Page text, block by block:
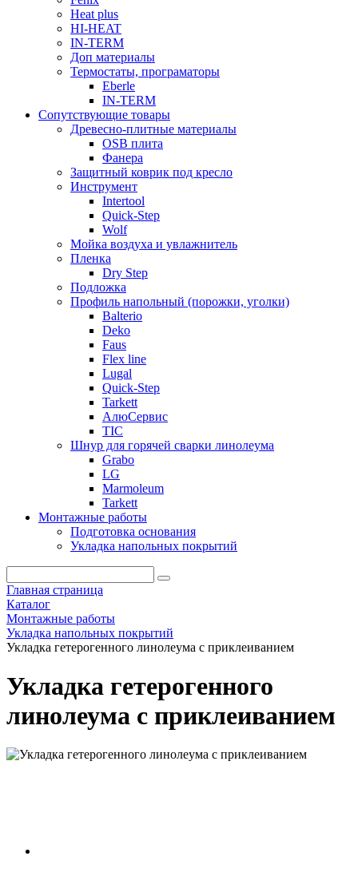
Heat plus
HI-HEAT
IN-TERM
Доп материалы
Термостаты, програматоры
Eberle
IN-TERM
Сопутствующие товары
Древесно-плитные материалы
OSB плита
Фанера
Защитный коврик под кресло
Инструмент
Intertool
Quick-Step
Wolf
Мойка воздуха и увлажнитель
Пленка
Dry Step
Подложка
Профиль напольный (порожки, уголки)
Balterio
Deko
Faus
Flex line
Lugal
Quick-Step
Tarkett
АлюСервис
ТІС
Шнур для горячей сварки линолеума
Grabo
LG
Marmoleum
Tarkett
Монтажные работы
Подготовка основания
Укладка напольных покрытий
Главная страница
Каталог
Монтажные работы
Укладка напольных покрытий
Укладка гетерогенного линолеума с приклеиванием
Укладка гетерогенного
линолеума с приклеиванием